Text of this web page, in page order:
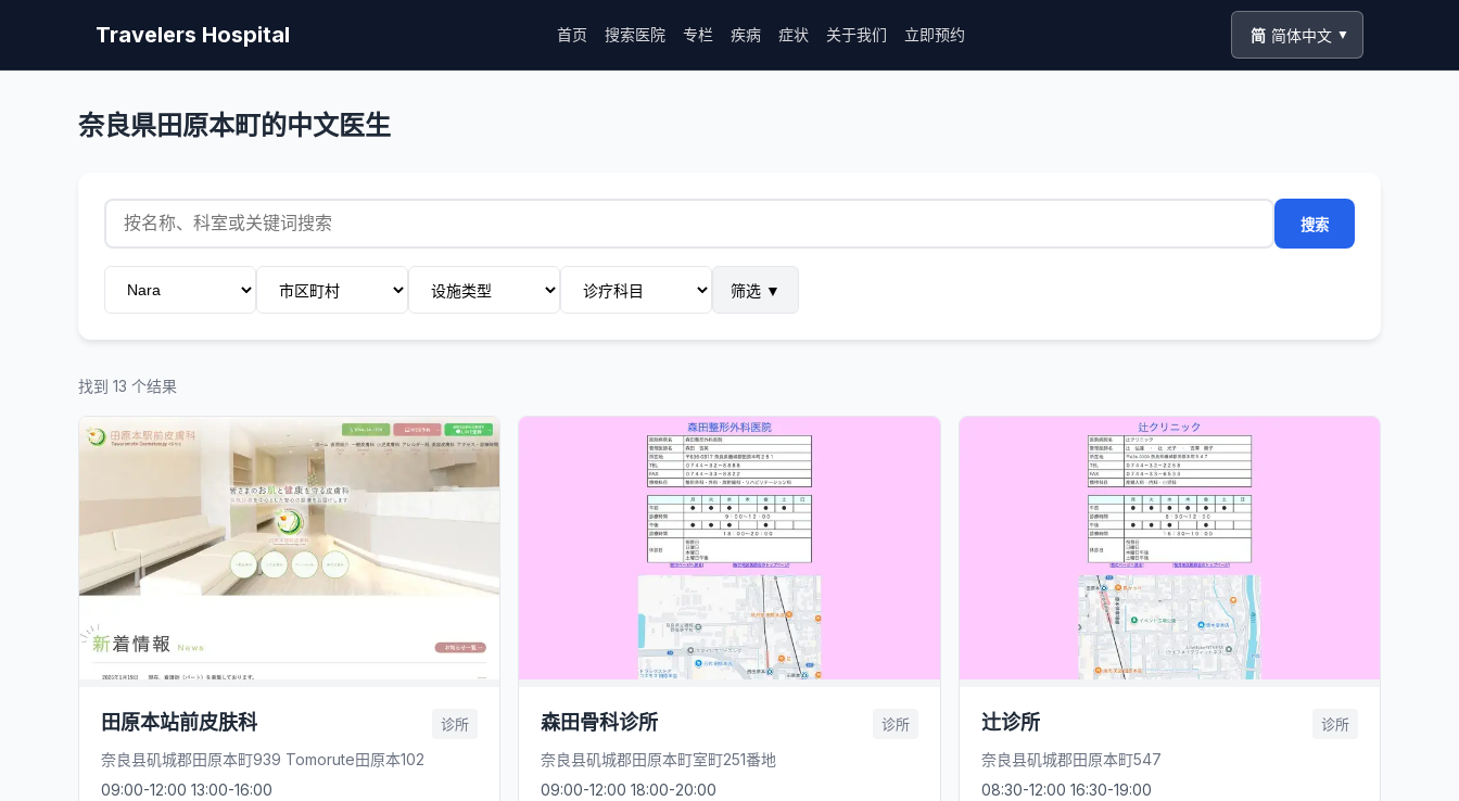
Travelers Hospital 首页 搜索医院 专栏 疾病 症状 关于我们 立即预约 简 简体中文 ▼
奈良県田原本町的中文医生
搜索
筛选 ▼
找到 13 个结果
田原本站前皮肤科 诊所
奈良县矶城郡田原本町939 Tomorute田原本102
09:00-12:00 13:00-16:00
森田骨科诊所 诊所
奈良县矶城郡田原本町室町251番地
09:00-12:00 18:00-20:00
辻诊所 诊所
奈良县矶城郡田原本町547
08:30-12:00 16:30-19:00